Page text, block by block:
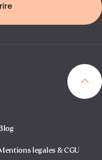
legales & CGU